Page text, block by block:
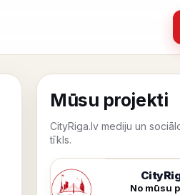
Mūsu projekti
CityRiga.lv mediju un
tīkls.
No mūsu